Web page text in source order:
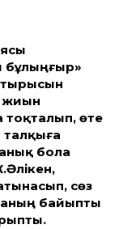
бұлыңғыр»
жиын
тоқталып, өте
талқыға
бола
сөз
байыпты